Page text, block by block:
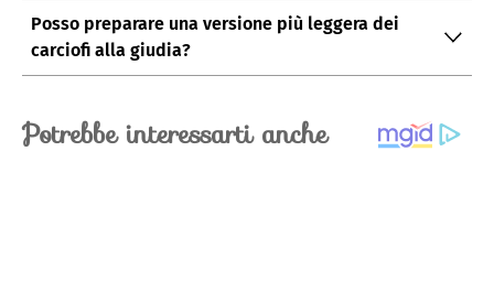
siano ideali per la ricetta
dei carciofi alla giudia, potete usare anche altre
varietà, come i carciofi
miglior risultato.
Posso preparare una versione più leggera dei
carciofi alla giudia?
di olio d’oliva e cuoceteli a 200°C finché non